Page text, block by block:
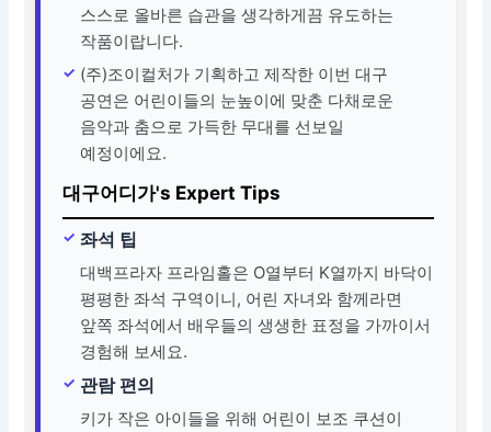
스스로 올바른 습관을 생각하게끔 유도하는
작품이랍니다.
(주)조이컬처가 기획하고 제작한 이번 대구
공연은 어린이들의 눈높이에 맞춘 다채로운
음악과 춤으로 가득한 무대를 선보일
예정이에요.
대구어디가's Expert Tips
좌석 팁
대백프라자 프라임홀은 O열부터 K열까지 바닥이
평평한 좌석 구역이니, 어린 자녀와 함께라면
앞쪽 좌석에서 배우들의 생생한 표정을 가까이서
경험해 보세요.
관람 편의
키가 작은 아이들을 위해 어린이 보조 쿠션이